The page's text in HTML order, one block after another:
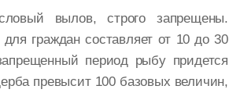
вылов, строго запрещены.
граждан составляет от 10 до 30
период рыбу придется
превысит 100 базовых величин,